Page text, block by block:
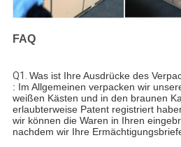
FAQ
Q1. Was ist Ihre Ausdrücke des
: Im Allgemeinen verpacken wir
weißen Kästen und in den braunen
erlaubterweise Patent registriert
wir können die Waren in Ihren
nachdem wir Ihre